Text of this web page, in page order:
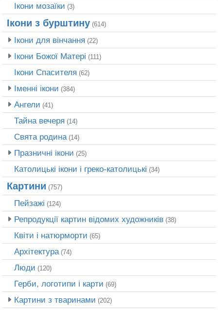
Ікони мозаїки (3)
Ікони з бурштину (614)
Ікони для вінчання (22)
Ікони Божої Матері (111)
Ікони Спасителя (62)
Іменні ікони (384)
Ангели (41)
Тайна вечеря (14)
Свята родина (14)
Празничні ікони (25)
Католицькі ікони і греко-католицькі (34)
Картини (757)
Пейзажі (124)
Репродукції картин відомих художників (38)
Квіти і натюрморти (65)
Архітектура (74)
Люди (120)
Герби, логотипи і карти (69)
Картини з тваринами (202)